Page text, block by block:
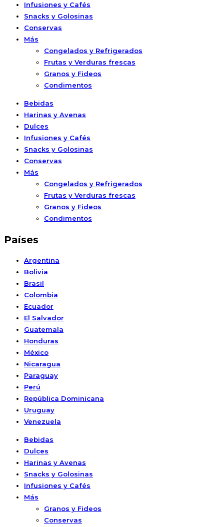
Infusiones y Cafés
Snacks y Golosinas
Conservas
Más
Congelados y Refrigerados
Frutas y Verduras frescas
Granos y Fideos
Condimentos
Bebidas
Harinas y Avenas
Dulces
Infusiones y Cafés
Snacks y Golosinas
Conservas
Más
Congelados y Refrigerados
Frutas y Verduras frescas
Granos y Fideos
Condimentos
Países
Argentina
Bolivia
Brasil
Colombia
Ecuador
El Salvador
Guatemala
Honduras
México
Nicaragua
Paraguay
Perú
República Dominicana
Uruguay
Venezuela
Bebidas
Dulces
Harinas y Avenas
Snacks y Golosinas
Infusiones y Cafés
Más
Granos y Fideos
Conservas